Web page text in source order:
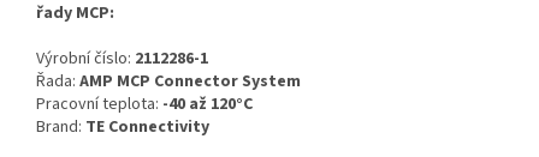
řady MCP:
Výrobní číslo: 2112286-1
Řada: AMP MCP Connector System
Pracovní teplota: -40 až 120°C
Brand: TE Connectivity